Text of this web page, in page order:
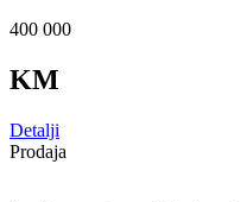
400 000
KM
Detalji
Prodaja